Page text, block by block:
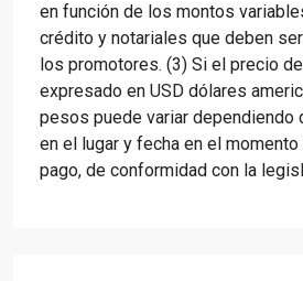
en función de los montos
crédito y notariales que deben
los promotores. (3) Si el precio
expresado en USD dólares
pesos puede variar dependiendo
en el lugar y fecha en el
pago, de conformidad con la